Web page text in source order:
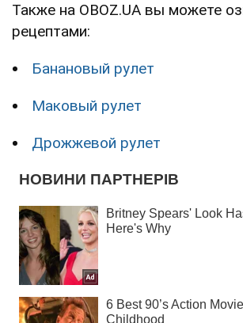
Также на OBOZ.UA вы можете
рецептами:
Банановый рулет
Маковый рулет
Дрожжевой рулет